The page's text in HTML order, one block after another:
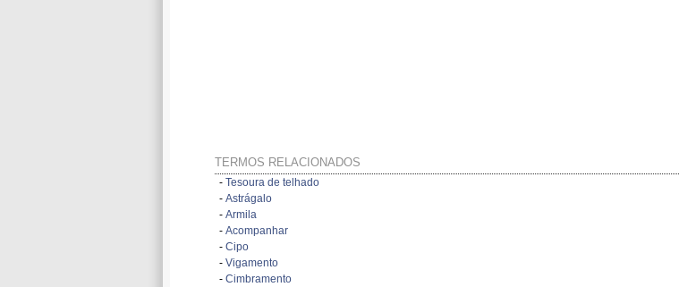
TERMOS RELACIONADOS
- Tesoura de telhado
- Astrágalo
- Armila
- Acompanhar
- Cipo
- Vigamento
- Cimbramento